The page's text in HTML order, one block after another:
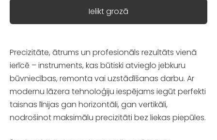
Ielikt grozā
Precizitāte, ātrums un profesionāls rezultāts vienā
ierīcē – instruments, kas būtiski atvieglo jebkuru
būvniecības, remonta vai uzstādīšanas darbu. Ar
modernu lāzera tehnoloģiju iespējams iegūt perfekti
taisnas līnijas gan horizontāli, gan vertikāli,
nodrošinot maksimālu precizitāti bez liekas piepūles.